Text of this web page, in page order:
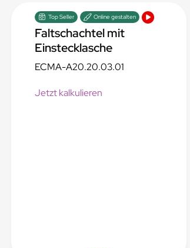
Top Seller Online gestalten
Faltschachtel mit
Einstecklasche
ECMA-A20.20.03.01
Jetzt kalkulieren